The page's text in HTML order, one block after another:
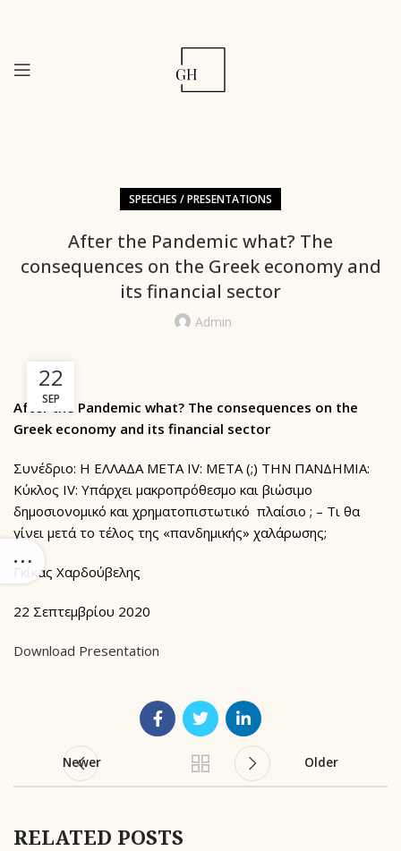
SPEECHES / PRESENTATIONS
After the Pandemic what? The
consequences on the Greek economy and
its financial sector
Admin
22
SEP
After the Pandemic what? The consequences on the
Greek economy and its financial sector
Συνέδριο: Η ΕΛΛΑΔΑ ΜΕΤΑ IV: ΜΕΤΑ (;) ΤΗΝ ΠΑΝΔΗΜΙΑ:
Κύκλος ΙV: Υπάρχει μακροπρόθεσμο και βιώσιμο
δημοσιονομικό και χρηματοπιστωτικό πλαίσιο ; – Τι θα
γίνει μετά το τέλος της «πανδημικής» χαλάρωσης;
Γκίκας Χαρδούβελης
22 Σεπτεμβρίου 2020
Download Presentation
Newer Older
RELATED POSTS